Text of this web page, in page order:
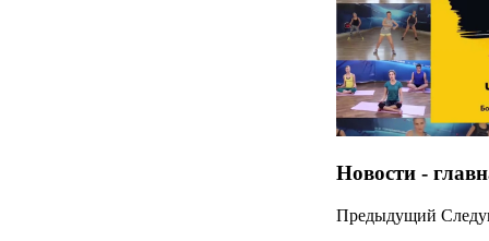
Новости -
Предыдущий